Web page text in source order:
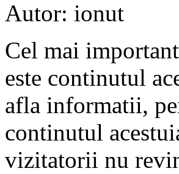
Autor: ionut
Cel mai
este continutul
afla informatii,
continutul
vizitatorii nu